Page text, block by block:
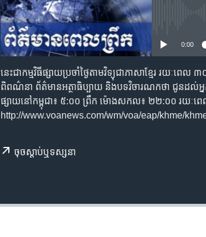
0:00
នេះជា​កម្ម​វិធីផ្សាយ​ប្រចាំថ្ងៃ​តាម​វិទ្យុ​ជា​ភាសា​ខ្មែរ​ រយៈ​
ពិពណ៌នា​ ព័ត៌មាន​អត្ថា​ធិប្បាយ​ និង​បទ​​វិចារណកថា​ ជូន​ដល់​អ្នក​
ផ្សាយ​នៅ​កម្ពុជា៖ ៥:០០ ព្រឹក ម៉ោង​សកល៖ ២២:០០ រយៈព
http://www.voanews.com/wm/voa/eap/khme/
ចុច​​ស្តាប់​ឬ​ទស្សនា